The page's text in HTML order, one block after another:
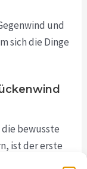
und
sich die Dinge
bewusste
ist der erste
wahre